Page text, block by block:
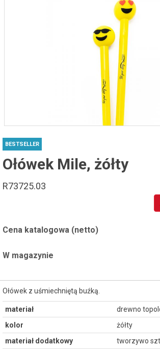
BESTSELLER
Ołówek Mile, żółty
R73725.03
Cena katalogowa (netto)
W magazynie
Ołówek z uśmiechniętą buźką.
materiał
drewno
kolor
żółty
materiał dodatkowy
tworzywo